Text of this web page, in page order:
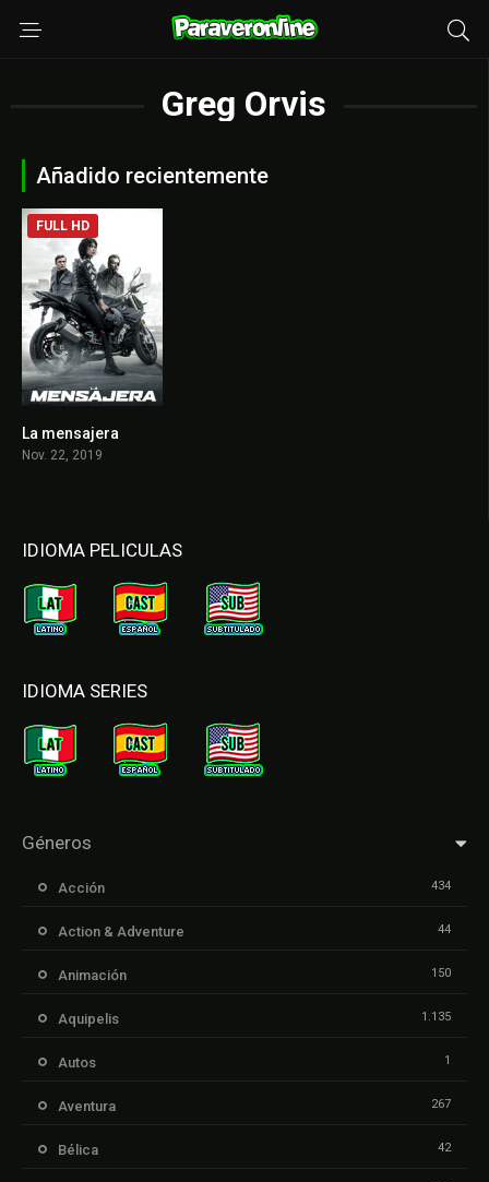
Greg Orvis
Añadido recientemente
FULL HD
La mensajera
Nov. 22, 2019
IDIOMA PELICULAS
IDIOMA SERIES
Géneros
Acción 434
Action & Adventure 44
Animación 150
Aquipelis 1.135
Autos 1
Aventura 267
Bélica 42